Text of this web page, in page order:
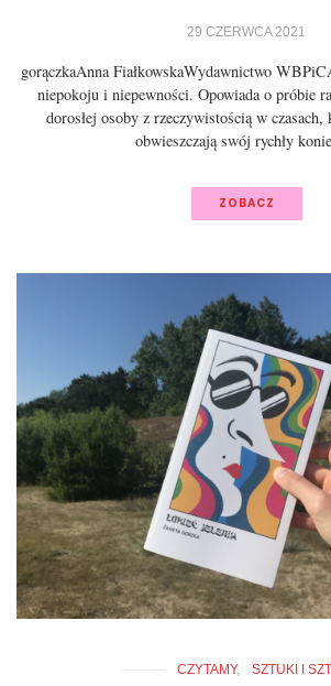
29 CZERWCA 2021
gorączkaAnna FiałkowskaWydawnictwo
niepokoju i niepewności. Opowiada o próbie
dorosłej osoby z rzeczywistością w
obwieszczają swój rychły
ZOBACZ
CZYTAMY SZTUKI I